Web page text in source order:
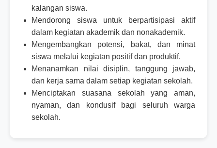
kalangan siswa.
Mendorong siswa untuk berpartisipasi aktif
dalam kegiatan akademik dan nonakademik.
Mengembangkan potensi, bakat, dan minat
siswa melalui kegiatan positif dan produktif.
Menanamkan nilai disiplin, tanggung jawab,
dan kerja sama dalam setiap kegiatan sekolah.
Menciptakan suasana sekolah yang aman,
nyaman, dan kondusif bagi seluruh warga
sekolah.